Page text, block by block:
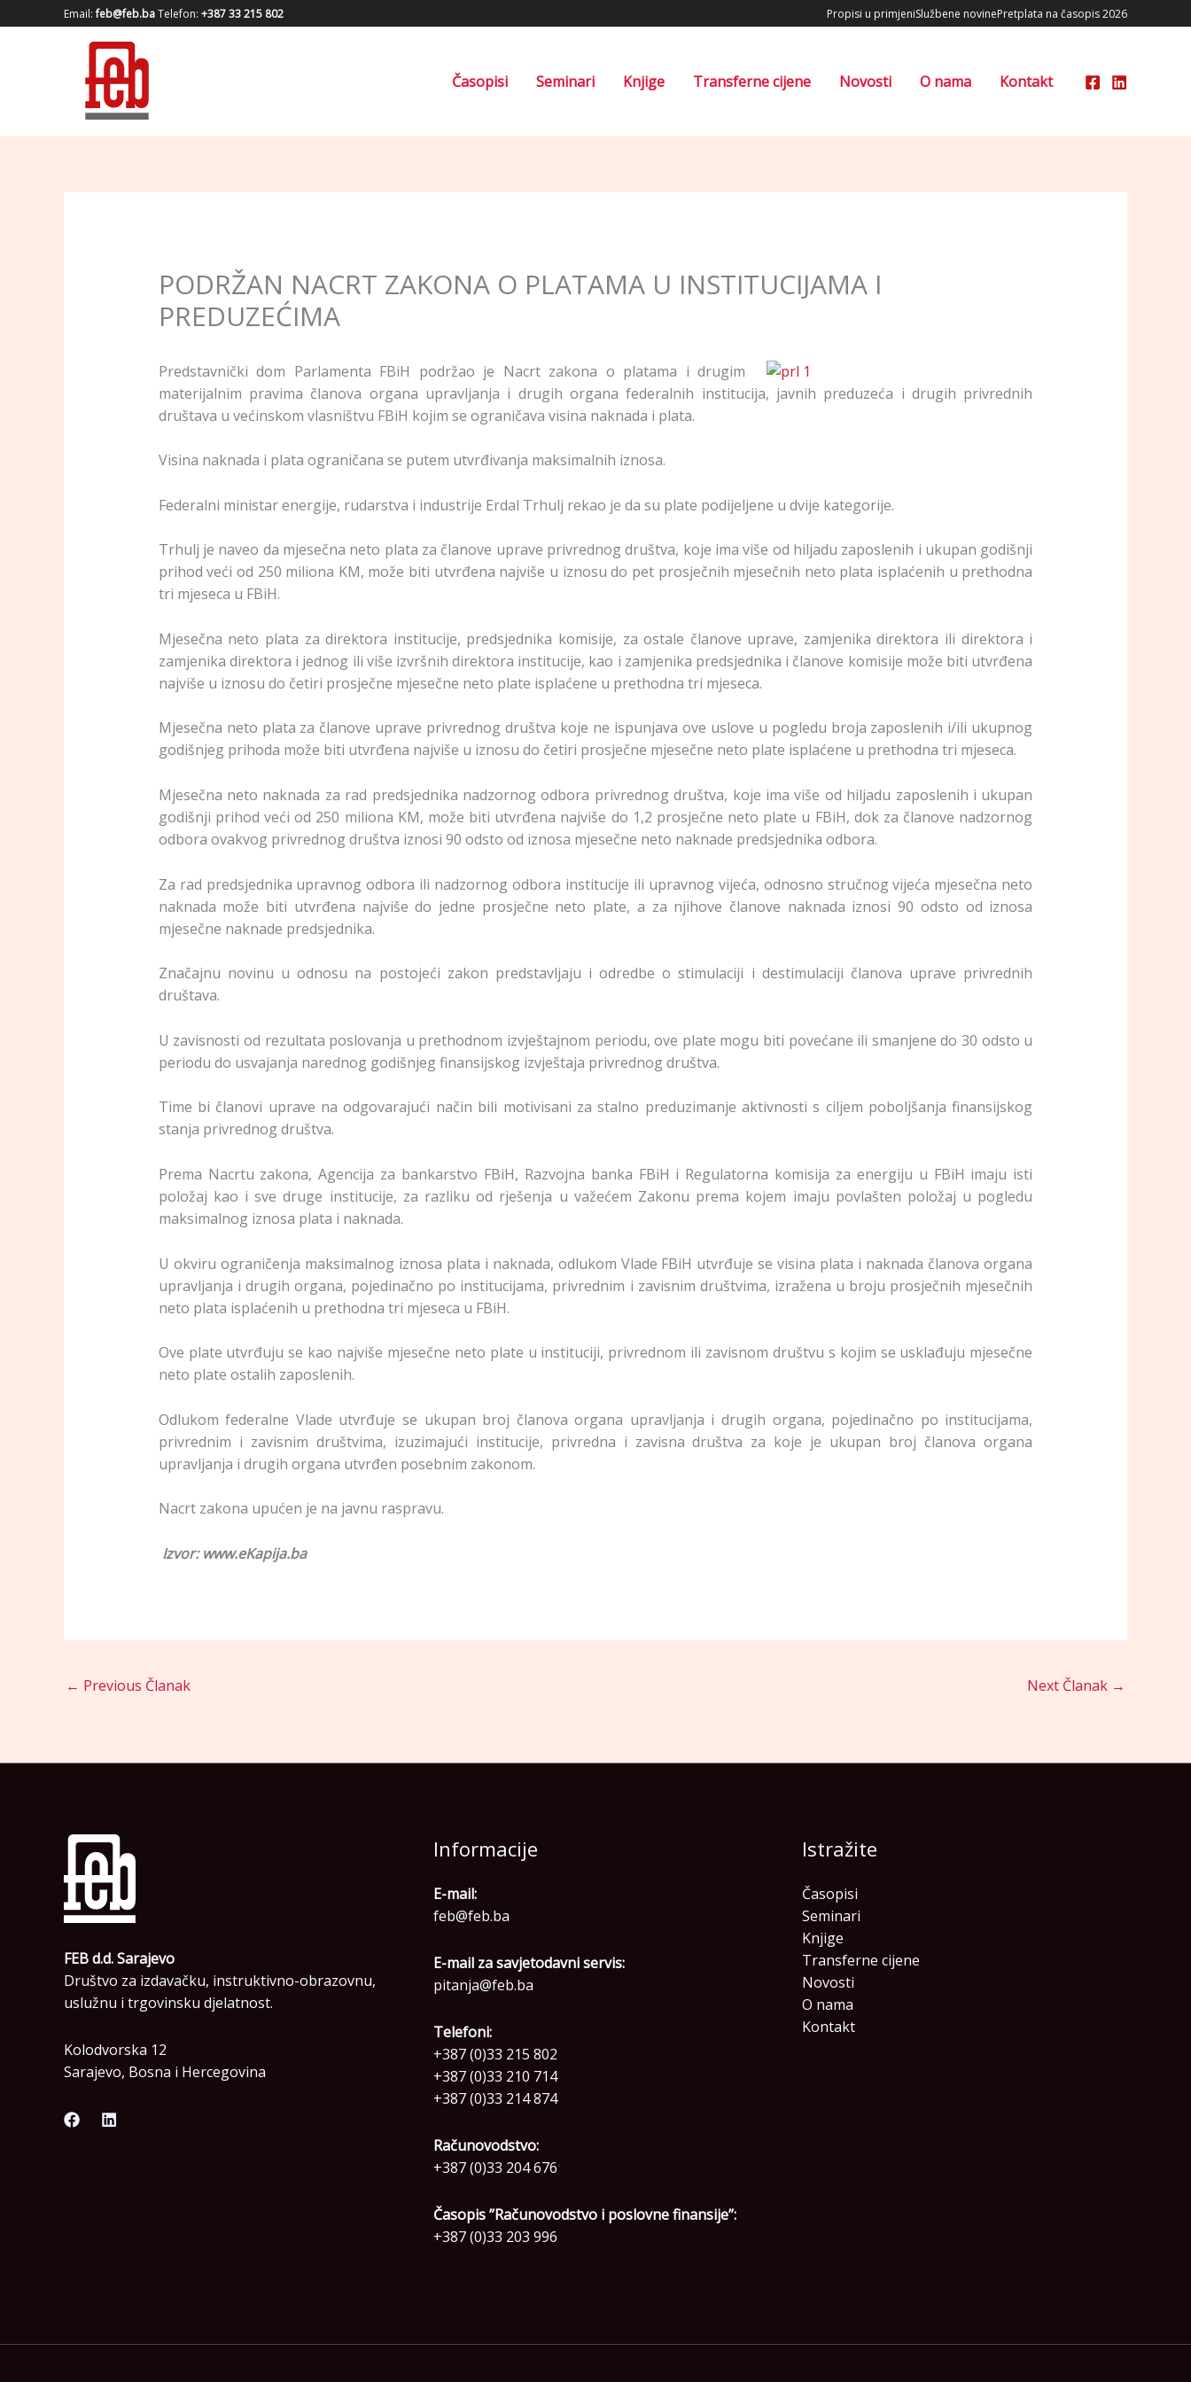
to
Email:feb@feb.baTelefon: +387 33 215 802 Propisi u primjeniSlužbene novinePretplata na časopis 2026
Časopisi Seminari Knjige Transferne cijene Novosti O nama Kontakt
PODRŽAN NACRT ZAKONA O PLATAMA U INSTITUCIJAMA I
PREDUZEĆIMA
Predstavnički dom Parlamenta FBiH podržao je Nacrt zakona o platama i drugim
materijalnim pravima članova organa upravljanja i drugih organa federalnih institucija, javnih preduzeća i drugih privrednih
društava u većinskom vlasništvu FBiH kojim se ograničava visina naknada i plata.
Visina naknada i plata ograničana se putem utvrđivanja maksimalnih iznosa.
Federalni ministar energije, rudarstva i industrije Erdal Trhulj rekao je da su plate podijeljene u dvije kategorije.
Trhulj je naveo da mjesečna neto plata za članove uprave privrednog društva, koje ima više od hiljadu zaposlenih i ukupan godišnji
prihod veći od 250 miliona KM, može biti utvrđena najviše u iznosu do pet prosječnih mjesečnih neto plata isplaćenih u prethodna
tri mjeseca u FBiH.
Mjesečna neto plata za direktora institucije, predsjednika komisije, za ostale članove uprave, zamjenika direktora ili direktora i
zamjenika direktora i jednog ili više izvršnih direktora institucije, kao i zamjenika predsjednika i članove komisije može biti utvrđena
najviše u iznosu do četiri prosječne mjesečne neto plate isplaćene u prethodna tri mjeseca.
Mjesečna neto plata za članove uprave privrednog društva koje ne ispunjava ove uslove u pogledu broja zaposlenih i/ili ukupnog
godišnjeg prihoda može biti utvrđena najviše u iznosu do četiri prosječne mjesečne neto plate isplaćene u prethodna tri mjeseca.
Mjesečna neto naknada za rad predsjednika nadzornog odbora privrednog društva, koje ima više od hiljadu zaposlenih i ukupan
godišnji prihod veći od 250 miliona KM, može biti utvrđena najviše do 1,2 prosječne neto plate u FBiH, dok za članove nadzornog
odbora ovakvog privrednog društva iznosi 90 odsto od iznosa mjesečne neto naknade predsjednika odbora.
Za rad predsjednika upravnog odbora ili nadzornog odbora institucije ili upravnog vijeća, odnosno stručnog vijeća mjesečna neto
naknada može biti utvrđena najviše do jedne prosječne neto plate, a za njihove članove naknada iznosi 90 odsto od iznosa
mjesečne naknade predsjednika.
Značajnu novinu u odnosu na postojeći zakon predstavljaju i odredbe o stimulaciji i destimulaciji članova uprave privrednih
društava.
U zavisnosti od rezultata poslovanja u prethodnom izvještajnom periodu, ove plate mogu biti povećane ili smanjene do 30 odsto u
periodu do usvajanja narednog godišnjeg finansijskog izvještaja privrednog društva.
Time bi članovi uprave na odgovarajući način bili motivisani za stalno preduzimanje aktivnosti s ciljem poboljšanja finansijskog
stanja privrednog društva.
Prema Nacrtu zakona, Agencija za bankarstvo FBiH, Razvojna banka FBiH i Regulatorna komisija za energiju u FBiH imaju isti
položaj kao i sve druge institucije, za razliku od rješenja u važećem Zakonu prema kojem imaju povlašten položaj u pogledu
maksimalnog iznosa plata i naknada.
U okviru ograničenja maksimalnog iznosa plata i naknada, odlukom Vlade FBiH utvrđuje se visina plata i naknada članova organa
upravljanja i drugih organa, pojedinačno po institucijama, privrednim i zavisnim društvima, izražena u broju prosječnih mjesečnih
neto plata isplaćenih u prethodna tri mjeseca u FBiH.
Ove plate utvrđuju se kao najviše mjesečne neto plate u instituciji, privrednom ili zavisnom društvu s kojim se usklađuju mjesečne
neto plate ostalih zaposlenih.
Odlukom federalne Vlade utvrđuje se ukupan broj članova organa upravljanja i drugih organa, pojedinačno po institucijama,
privrednim i zavisnim društvima, izuzimajući institucije, privredna i zavisna društva za koje je ukupan broj članova organa
upravljanja i drugih organa utvrđen posebnim zakonom.
Nacrt zakona upućen je na javnu raspravu.
Izvor: www.eKapija.ba
← Previous Članak Next Članak →
FEB d.d. Sarajevo
Društvo za izdavačku, instruktivno-obrazovnu,
uslužnu i trgovinsku djelatnost.
Kolodvorska 12
Sarajevo, Bosna i Hercegovina
Informacije
E-mail:
feb@feb.ba
E-mail za savjetodavni servis:
pitanja@feb.ba
Telefoni:
+387 (0)33 215 802
+387 (0)33 210 714
+387 (0)33 214 874
Računovodstvo:
+387 (0)33 204 676
Časopis ”Računovodstvo i poslovne finansije”:
+387 (0)33 203 996
Istražite
Časopisi
Seminari
Knjige
Transferne cijene
Novosti
O nama
Kontakt